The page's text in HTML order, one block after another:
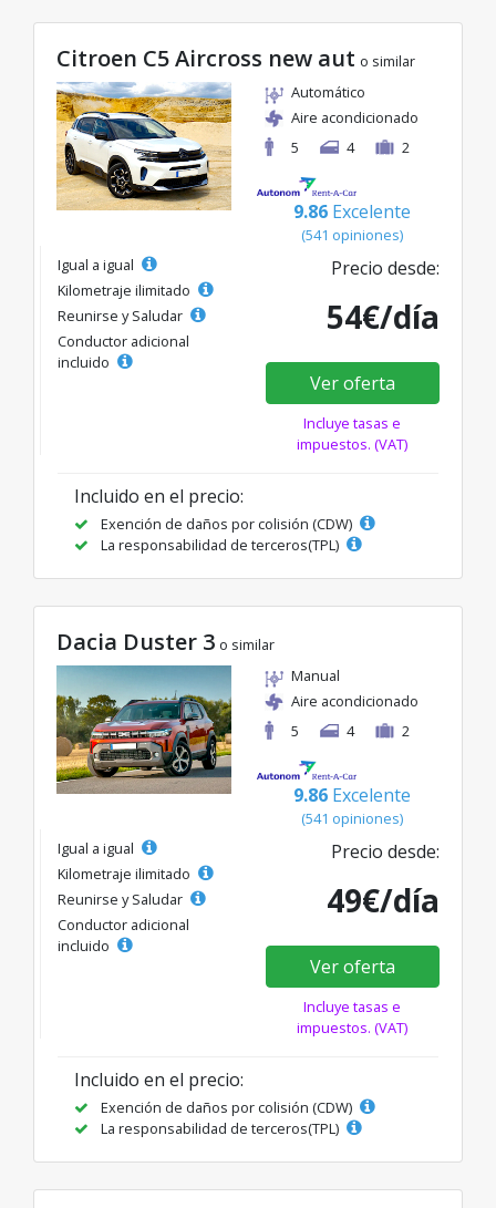
Citroen C5 Aircross new aut o similar
Automático
Aire acondicionado
5
4 2
9.86 Excelente
(541 opiniones)
Igual a igual
Kilometraje ilimitado
Reunirse y Saludar
Conductor adicional
incluido
Precio desde:
54€/día
Ver oferta
Incluye tasas e
impuestos. (VAT)
Incluido en el precio:
Exención de daños por colisión (CDW)
La responsabilidad de terceros(TPL)
Dacia Duster 3 o similar
Manual
Aire acondicionado
5
4 2
9.86 Excelente
(541 opiniones)
Igual a igual
Kilometraje ilimitado
Reunirse y Saludar
Conductor adicional
incluido
Precio desde:
49€/día
Ver oferta
Incluye tasas e
impuestos. (VAT)
Incluido en el precio:
Exención de daños por colisión (CDW)
La responsabilidad de terceros(TPL)